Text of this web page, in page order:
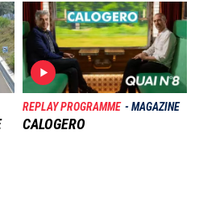
Image
REPLAY PROGRAMME MAGAZINE
CALOGERO